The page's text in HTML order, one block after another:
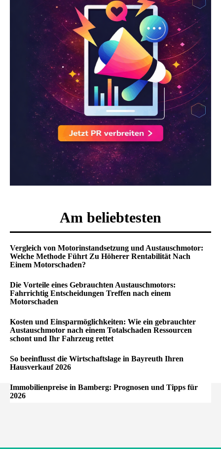
Am beliebtesten
Vergleich von Motorinstandsetzung und Austauschmotor:
Welche Methode Führt Zu Höherer Rentabilität Nach
Einem Motorschaden?
Die Vorteile eines Gebrauchten Austauschmotors:
Fahrrichtig Entscheidungen Treffen nach einem
Motorschaden
Kosten und Einsparmöglichkeiten: Wie ein gebrauchter
Austauschmotor nach einem Totalschaden Ressourcen
schont und Ihr Fahrzeug rettet
So beeinflusst die Wirtschaftslage in Bayreuth Ihren
Hausverkauf 2026
Immobilienpreise in Bamberg: Prognosen und Tipps für
2026